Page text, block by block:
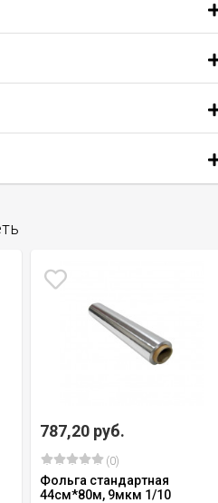
787,20 руб.
(0)
Фольга стандартная
44см*80м, 9мкм 1/10